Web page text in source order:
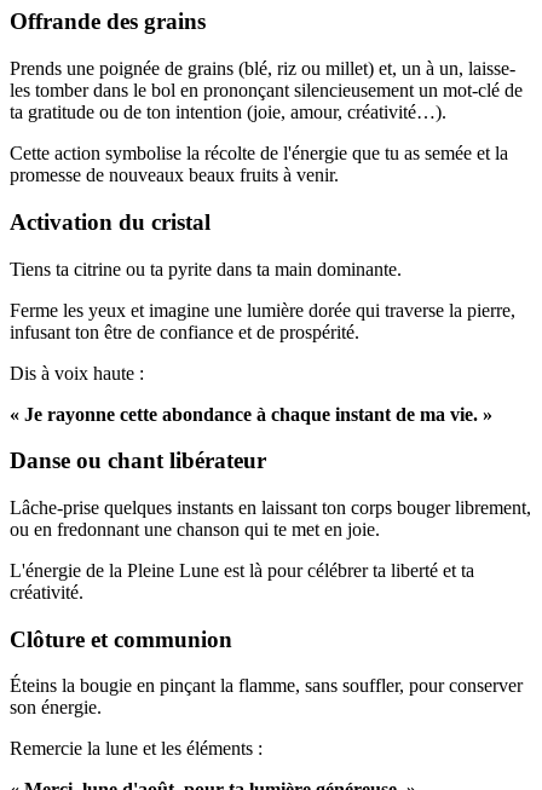
Offrande des grains
Prends une poignée de grains (blé, riz ou millet) et, un à un, laisse-
les tomber dans le bol en prononçant silencieusement un mot-clé de
ta gratitude ou de ton intention (joie, amour, créativité…).
Cette action symbolise la récolte de l'énergie que tu as semée et la
promesse de nouveaux beaux fruits à venir.
Activation du cristal
Tiens ta citrine ou ta pyrite dans ta main dominante.
Ferme les yeux et imagine une lumière dorée qui traverse la pierre,
infusant ton être de confiance et de prospérité.
Dis à voix haute :
« Je rayonne cette abondance à chaque instant de ma vie. »
Danse ou chant libérateur
Lâche‑prise quelques instants en laissant ton corps bouger librement,
ou en fredonnant une chanson qui te met en joie.
L'énergie de la Pleine Lune est là pour célébrer ta liberté et ta
créativité.
Clôture et communion
Éteins la bougie en pinçant la flamme, sans souffler, pour conserver
son énergie.
Remercie la lune et les éléments :